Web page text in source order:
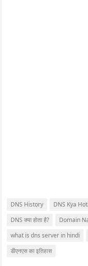
DNS History DNS Kya
DNS क्या होता है?
Domain
what is dns server in hindi
डीएनएस का इतिहास